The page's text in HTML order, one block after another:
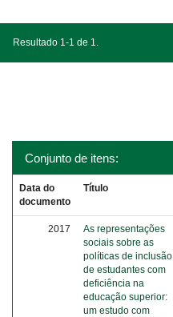
Resultado 1-1 de 1.
Conjunto de itens:
Data do
documento
Título
2017
As representações
sociais sobre as
políticas de inclusão
de estudantes com
deficiência na
educação superior:
um estudo com